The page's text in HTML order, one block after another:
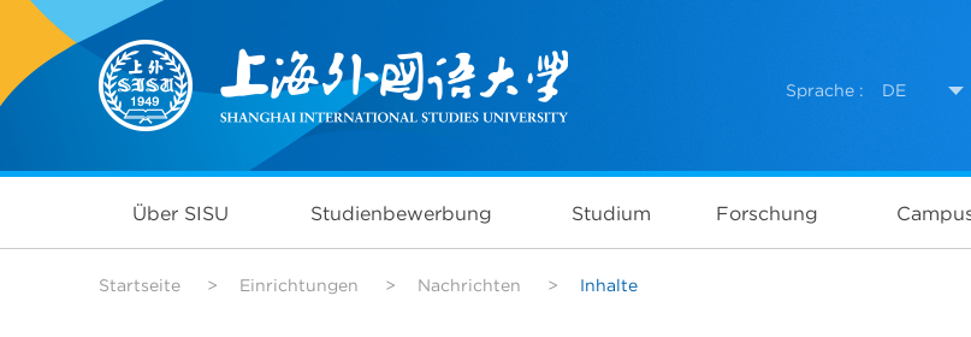
Sprache : DE
Über SISU Studienbewerbung Studium Forschung
Startseite > Einrichtungen > Nachrichten > Inhalte